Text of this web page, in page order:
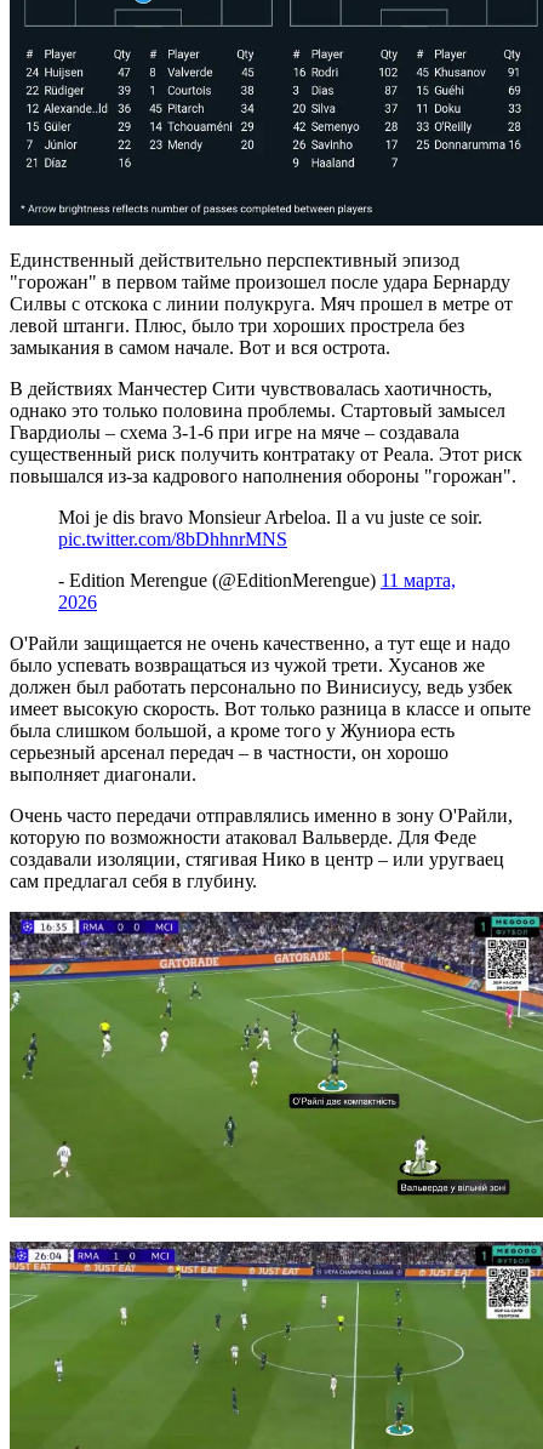
Единственный действительно перспективный эпизод
"горожан" в первом тайме произошел после удара Бернарду
Силвы с отскока с линии полукруга. Мяч прошел в метре от
левой штанги. Плюс, было три хороших прострела без
замыкания в самом начале. Вот и вся острота.
В действиях Манчестер Сити чувствовалась хаотичность,
однако это только половина проблемы. Стартовый замысел
Гвардиолы – схема 3-1-6 при игре на мяче – создавала
существенный риск получить контратаку от Реала. Этот риск
повышался из-за кадрового наполнения обороны "горожан".
Moi je dis bravo Monsieur Arbeloa. Il a vu juste ce soir.
pic.twitter.com/8bDhhnrMNS
- Edition Merengue (@EditionMerengue) 11 марта,
2026
О'Райли защищается не очень качественно, а тут еще и надо
было успевать возвращаться из чужой трети. Хусанов же
должен был работать персонально по Винисиусу, ведь узбек
имеет высокую скорость. Вот только разница в классе и опыте
была слишком большой, а кроме того у Жуниора есть
серьезный арсенал передач – в частности, он хорошо
выполняет диагонали.
Очень часто передачи отправлялись именно в зону О'Райли,
которую по возможности атаковал Вальверде. Для Феде
создавали изоляции, стягивая Нико в центр – или уругваец
сам предлагал себя в глубину.